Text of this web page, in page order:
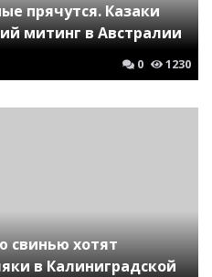
прячутся. Казаки
митинг в Австралии
0 1230
свинью хотят
в Калиниградской